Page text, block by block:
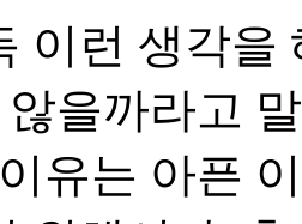
이런 생각을
을까라고
유는 아픈